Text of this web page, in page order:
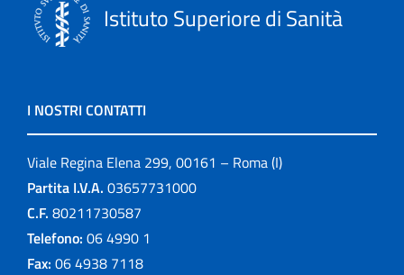
Istituto Superiore di Sanità
I NOSTRI CONTATTI
Viale Regina Elena 299, 00161 – Roma (I)
Partita I.V.A. 03657731000
C.F. 80211730587
Telefono: 06 4990 1
Fax: 06 4938 7118